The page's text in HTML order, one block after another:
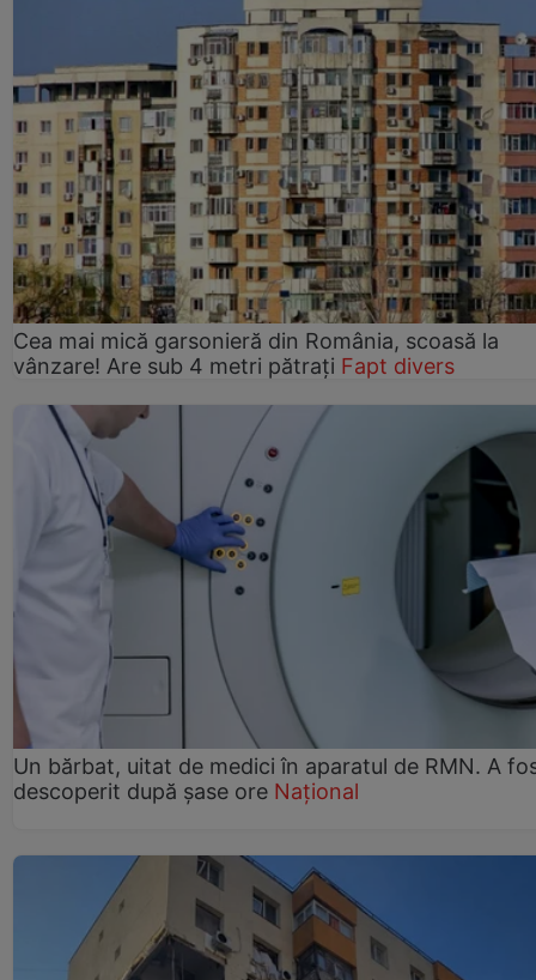
Cea mai mică garsonieră din România, scoasă la
vânzare! Are sub 4 metri pătrați Fapt divers
Un bărbat, uitat de medici în aparatul de RMN. A
descoperit după șase ore Național